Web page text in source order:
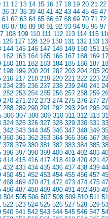
11 12 13 14 15 16 17 18 19 20 21 22
36 37 38 39 40 41 42 43 44 45 46 47
61 62 63 64 65 66 67 68 69 70 71 72
86 87 88 89 90 91 92 93 94 95 96 97
108 109 110 111 112 113 114 115
126 127 128 129 130 131 132 133
144 145 146 147 148 149 150 151
162 163 164 165 166 167 168 169
180 181 182 183 184 185 186 187
198 199 200 201 202 203 204 205
216 217 218 219 220 221 222 223
234 235 236 237 238 239 240 241
252 253 254 255 256 257 258 259
270 271 272 273 274 275 276 277
288 289 290 291 292 293 294 295
306 307 308 309 310 311 312 313
324 325 326 327 328 329 330 331
342 343 344 345 346 347 348 349
360 361 362 363 364 365 366 367
378 379 380 381 382 383 384 385
396 397 398 399 400 401 402 403
414 415 416 417 418 419 420 421
432 433 434 435 436 437 438 439
450 451 452 453 454 455 456 457
468 469 470 471 472 473 474 475
486 487 488 489 490 491 492 493
504 505 506 507 508 509 510 511
522 523 524 525 526 527 528 529
540 541 542 543 544 545 546 547